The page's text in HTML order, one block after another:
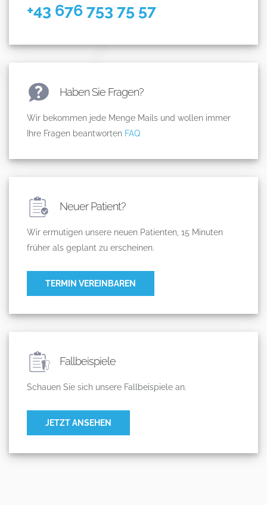
+43 676 753 75 57
Haben Sie Fragen?
Wir bekommen jede Menge Mails und wollen immer
Ihre Fragen beantworten FAQ
Neuer Patient?
Wir ermutigen unsere neuen Patienten, 15 Minuten
früher als geplant zu erscheinen.
TERMIN VEREINBAREN
Fallbeispiele
Schauen Sie sich unsere Fallbeispiele an.
JETZT ANSEHEN